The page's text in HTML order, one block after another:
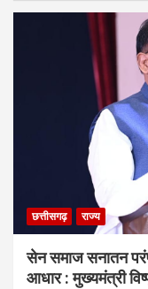
छत्तीसगढ़ राज्य
सेन समाज सनातन
आधार : मुख्यमंत्री